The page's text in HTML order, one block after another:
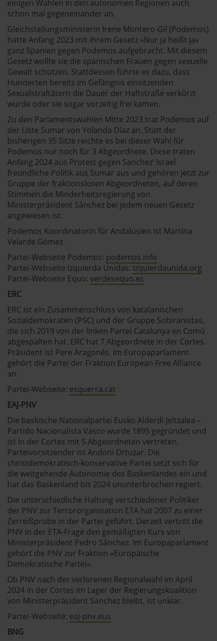
einigen Wahlen in den autonomen Regionen auch
schon mal gegeneinander an.
Gleichstellungsministerin Irene Montero-Gil (Podemos)
hatte Anfang 2023 mit ihrem Gesetz »Nur ja heißt ja«
ganz Spanien gegen Podemos aufgebracht. Mit diesem
Gesetz wollte sie die spanischen Frauen gegen sexuelle
Gewalt schützen. Stattdessen führte es dazu, dass
Hunderten bereits im Gefängnis einsitzenden
Sexualstraftätern die Dauer der Haftstraße verkürzt
wurde oder sie sogar vorzeitig frei kamen.
Zu den Parlamentswahlen Mitte 2023 trat Podemos auf
der Liste Sumar von Yolanda Díaz an. Statt der
bisherigen 35 Sitze reichte es bei dieser Wahl für
Podemos nur noch für 3 Abgeordnete. Diese traten
Anfang 2024 aus Protest gegen Sanchez’ Israel
freundliche Politik aus Sumar aus und gehören jetzt zur
Gruppe der fraktionslosen Abgeordneten, auf deren
Stimmen die Minderheitsregierung von
Ministerpräsident Sánchez bei jedem neuen Gesetz
angewiesen ist.
Podemos Koordinatorin für Andalusien ist Martina
Velarde Gómez.
Partei-Webseite Podemos: podemos.info
Partei-Webseite Izquierda Unidas: izquierdaunida.org
Partei-Webseite Equo: verdesequo.es
ERC
ERC ist ein Zusammenschluss von katalanischen
Sozialdemokraten (PSC) und der Gruppe Sobiranistas,
die sich 2019 von der linken Partei Catalunya en Comú
abgespalten hat. ERC hat 7 Abgeordnete in der Cortes.
Präsident ist Pere Aragonés. Im Europaparlament
gehört die Partei der Fraktion European Free Alliance
an.
Partei-Webseite: esquerra.cat
EAJ-PNV
Die baskische Nationalpartei Eusko Alderdi Jeltzalea –
Partido Nacionalista Vasco wurde 1895 gegründet und
ist in der Cortes mit 5 Abgeordneten vertreten.
Parteivorsitzender ist Andoni Ortuzar. Die
christdemokratisch-konservative Partei setzt sich für
die weitgehende Autonomie des Baskenlandes ein und
hat das Baskenland bis 2024 ununterbrochen regiert.
Die unterschiedliche Haltung verschiedener Politiker
der PNV zur Terrororganisation ETA hat 2007 zu einer
Zerreißprobe in der Partei geführt. Derzeit vertritt die
PNV in der ETA-Frage den gemäßigten Kurs von
Ministerpräsident Pedro Sánchez. Im Europaparlament
gehört die PNV zur Fraktion »Europäische
Demokratische Partei«.
Ob PNV nach der verlorenen Regionalwahl im April
2024 in der Cortes im Lager der Regierungskoalition
von Ministerpräsident Sanchez bleibt, ist unklar.
Partei-Webseite: eaj-pnv.eus
BNG